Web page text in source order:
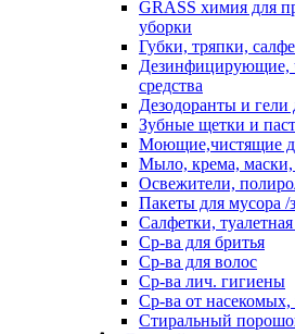
GRASS химия для
уборки
Губки, тряпки,
Дезинфицирующие,
средства
Дезодоранты и гели
Зубные щетки и
Моющие,чистящие
Мыло, крема,
Освежители,
Пакеты для мусора /
Салфетки,
Ср-ва для бритья
Ср-ва для волос
Ср-ва лич. гигиены
Ср-ва от
Стиральный